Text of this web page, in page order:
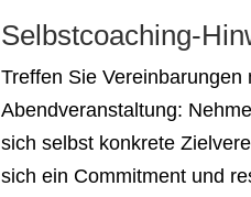
Selbstcoaching-
Treffen Sie
Abendveranstaltung:
sich selbst konkrete
sich ein Commitment und